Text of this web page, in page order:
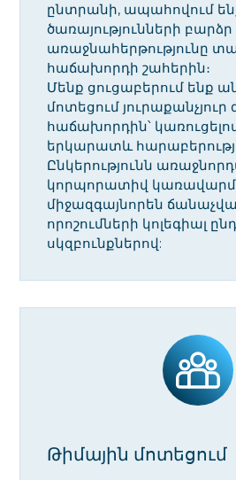
ընտրանի, ապահովում
ծառայությունների բարձր
առաջնահերթությունը
հաճախորդի շահերին։
Մենք ցուցաբերում ենք
մոտեցում յուրաքանչյուր
հաճախորդին՝
երկարատև
Ընկերությունն
կորպորատիվ
միջազգայնորեն
որոշումների կոլեգիալ
սկզբունքներով:
Թիմային մոտեցում